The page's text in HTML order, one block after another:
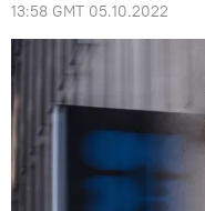
13:58 GMT 05.10.2022